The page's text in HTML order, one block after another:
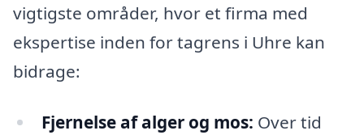
vigtigste områder, hvor et firma med
ekspertise inden for tagrens i Uhre kan
bidrage:
Fjernelse af alger og mos: Over tid